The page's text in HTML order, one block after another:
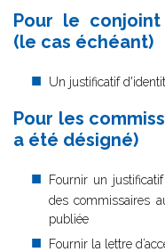
Pour le
(le cas échéant)
Un justificatif
Pour les
a été désigné)
Fournir un
des commissaires
publiée
Fournir la lettre